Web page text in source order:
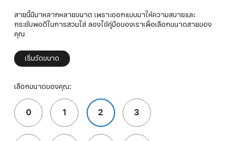
สายนี้มีมาหลากหลายขนาด เพราะออกแบบมาให้ความสบายและ
กระชับพอดีในการสวมใส่ ลองใช้คู่มือของเราเพื่อเลือกขนาดสายของ
คุณ
เริ่มวัดขนาด
เลือกขนาดของคุณ:
0 1 2 3